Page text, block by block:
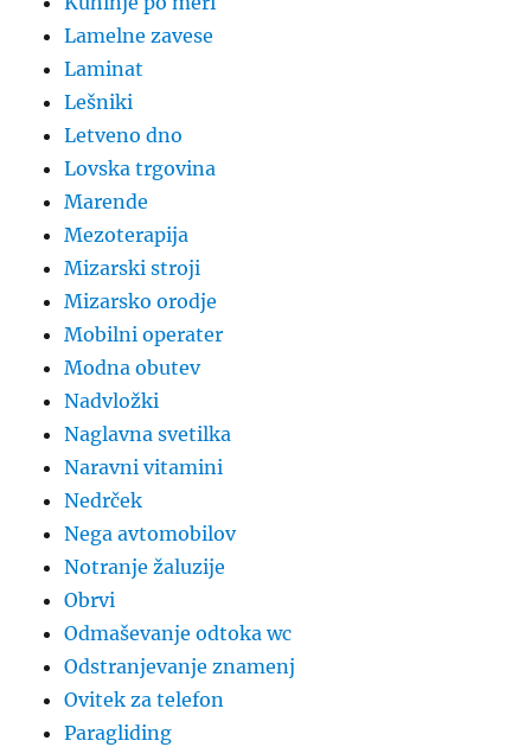
Lamelne zavese
Laminat
Lešniki
Letveno dno
Lovska trgovina
Marende
Mezoterapija
Mizarski stroji
Mizarsko orodje
Mobilni operater
Modna obutev
Nadvložki
Naglavna svetilka
Naravni vitamini
Nedrček
Nega avtomobilov
Notranje žaluzije
Obrvi
Odmaševanje odtoka wc
Odstranjevanje znamenj
Ovitek za telefon
Paragliding